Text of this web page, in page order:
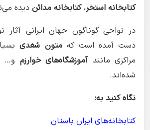
کتابخانه استخر،کتابخانه مدائن‌ دیده
در نواحی گوناگون جهان ایرانی آثار
دست آمده است که متون سُغدی
مراکزی مانندآموزشگاه‌های خوارزم و…
شده‌اند.
نگاه کنید به:
کتابخانه‌های ایران باستان